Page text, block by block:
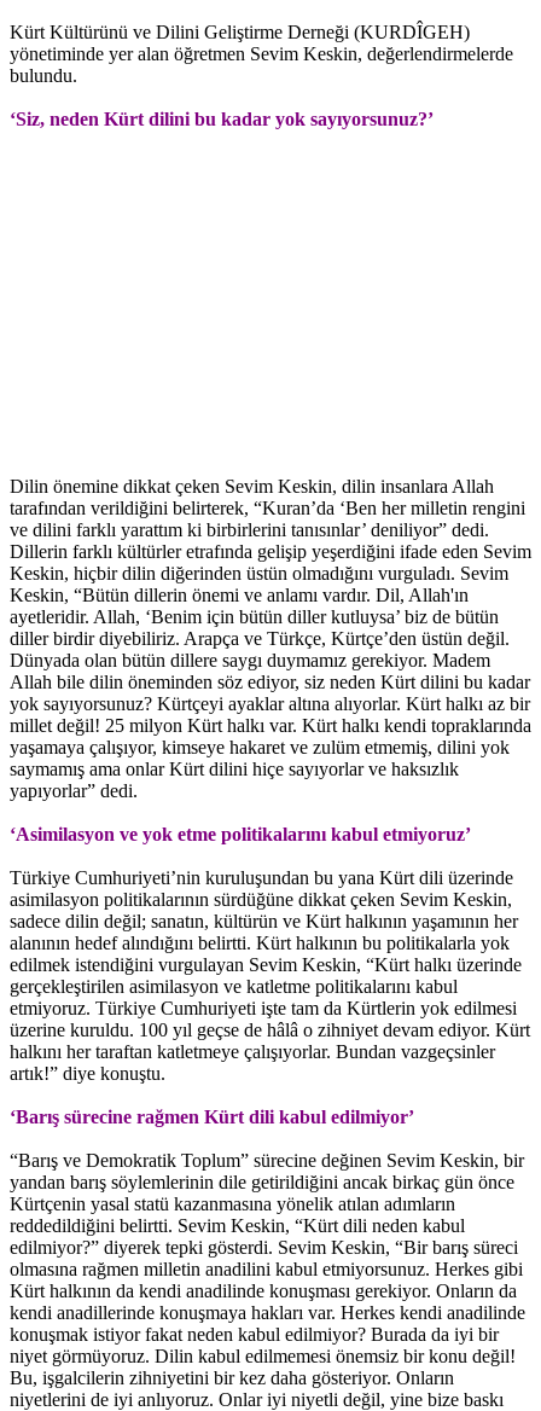
Kürt Kültürünü ve Dilini Geliştirme Derneği (KURDÎGEH)
yönetiminde yer alan öğretmen Sevim Keskin, değerlendirmelerde
bulundu.
‘Siz, neden Kürt dilini bu kadar yok sayıyorsunuz?’
Dilin önemine dikkat çeken Sevim Keskin, dilin insanlara Allah
tarafından verildiğini belirterek, “Kuran’da ‘Ben her milletin rengini
ve dilini farklı yarattım ki birbirlerini tanısınlar’ deniliyor” dedi.
Dillerin farklı kültürler etrafında gelişip yeşerdiğini ifade eden Sevim
Keskin, hiçbir dilin diğerinden üstün olmadığını vurguladı. Sevim
Keskin, “Bütün dillerin önemi ve anlamı vardır. Dil, Allah'ın
ayetleridir. Allah, ‘Benim için bütün diller kutluysa’ biz de bütün
diller birdir diyebiliriz. Arapça ve Türkçe, Kürtçe’den üstün değil.
Dünyada olan bütün dillere saygı duymamız gerekiyor. Madem
Allah bile dilin öneminden söz ediyor, siz neden Kürt dilini bu kadar
yok sayıyorsunuz? Kürtçeyi ayaklar altına alıyorlar. Kürt halkı az bir
millet değil! 25 milyon Kürt halkı var. Kürt halkı kendi topraklarında
yaşamaya çalışıyor, kimseye hakaret ve zulüm etmemiş, dilini yok
saymamış ama onlar Kürt dilini hiçe sayıyorlar ve haksızlık
yapıyorlar” dedi.
‘Asimilasyon ve yok etme politikalarını kabul etmiyoruz’
Türkiye Cumhuriyeti’nin kuruluşundan bu yana Kürt dili üzerinde
asimilasyon politikalarının sürdüğüne dikkat çeken Sevim Keskin,
sadece dilin değil; sanatın, kültürün ve Kürt halkının yaşamının her
alanının hedef alındığını belirtti. Kürt halkının bu politikalarla yok
edilmek istendiğini vurgulayan Sevim Keskin, “Kürt halkı üzerinde
gerçekleştirilen asimilasyon ve katletme politikalarını kabul
etmiyoruz. Türkiye Cumhuriyeti işte tam da Kürtlerin yok edilmesi
üzerine kuruldu. 100 yıl geçse de hâlâ o zihniyet devam ediyor. Kürt
halkını her taraftan katletmeye çalışıyorlar. Bundan vazgeçsinler
artık!” diye konuştu.
‘Barış sürecine rağmen Kürt dili kabul edilmiyor’
“Barış ve Demokratik Toplum” sürecine değinen Sevim Keskin, bir
yandan barış söylemlerinin dile getirildiğini ancak birkaç gün önce
Kürtçenin yasal statü kazanmasına yönelik atılan adımların
reddedildiğini belirtti. Sevim Keskin, “Kürt dili neden kabul
edilmiyor?” diyerek tepki gösterdi. Sevim Keskin, “Bir barış süreci
olmasına rağmen milletin anadilini kabul etmiyorsunuz. Herkes gibi
Kürt halkının da kendi anadilinde konuşması gerekiyor. Onların da
kendi anadillerinde konuşmaya hakları var. Herkes kendi anadilinde
konuşmak istiyor fakat neden kabul edilmiyor? Burada da iyi bir
niyet görmüyoruz. Dilin kabul edilmemesi önemsiz bir konu değil!
Bu, işgalcilerin zihniyetini bir kez daha gösteriyor. Onların
niyetlerini de iyi anlıyoruz. Onlar iyi niyetli değil, yine bize baskı